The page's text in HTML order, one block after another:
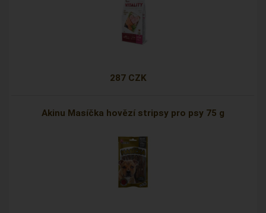
287 CZK
Akinu Masíčka hovězí stripsy pro psy 75 g